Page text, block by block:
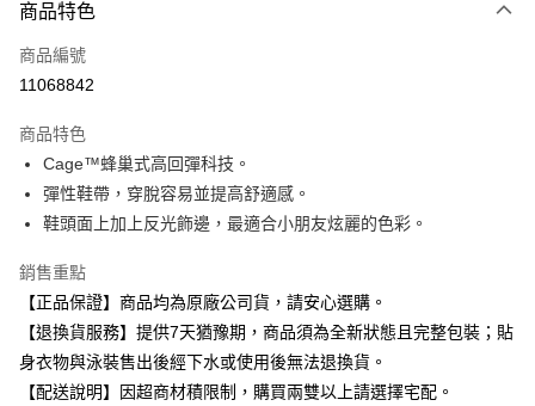
信用卡一次付款
超商取貨付款
運送方式
全家取貨付款
每筆NT$80，滿NT$599(含以上)免運費
7-11取貨付款
每筆NT$80，滿NT$599(含以上)免運費
商品特色
商品編號
11068842
商品特色
Cage™蜂巢式高回彈科技。
彈性鞋帶，穿脫容易並提高舒適感。
鞋頭面上加上反光飾邊，最適合小朋友炫麗的色彩。
銷售重點
【正品保證】商品均為原廠公司貨，請安心選購。
【退換貨服務】提供7天猶豫期，商品須為全新狀態且完整包裝；貼
身衣物與泳裝售出後經下水或使用後無法退換貨。
【配送說明】因超商材積限制，購買兩雙以上請選擇宅配。